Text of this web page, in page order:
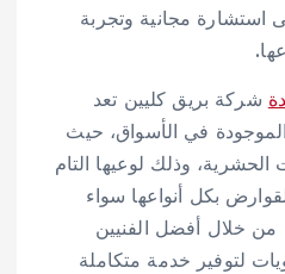
استشارة مجانية وتجربة
شركة بريق كليين تعد
في الأسواق، حيث
وذلك لوعيها التام
بكل أنواعها سواء
من خلال أفضل الفنيين
لتوفير خدمة متكاملة